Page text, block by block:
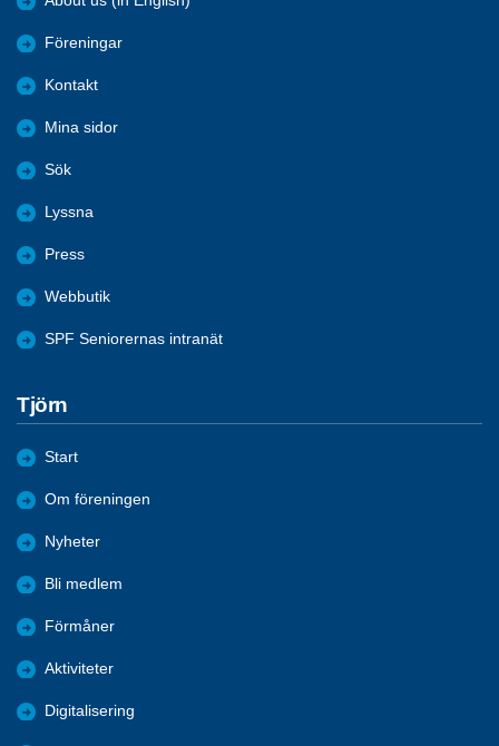
Föreningar
Kontakt
Mina sidor
Sök
Lyssna
Press
Webbutik
SPF Seniorernas intranät
Tjörn
Start
Om föreningen
Nyheter
Bli medlem
Förmåner
Aktiviteter
Digitalisering